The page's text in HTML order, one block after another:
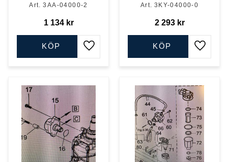
3AA-04000-2
1 134kr
Lägg till i favoriter
KÖP
3KY-04000-0
2 293kr
Lägg
KÖP